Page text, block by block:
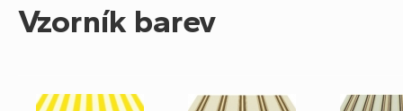
Vzorník barev